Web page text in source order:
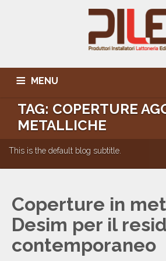
MENU
L’ASSOCIAZIONE PUBBLICAZIONI
TAG: COPERTURE
METALLICHE
This is the default blog subtitle.
Coperture in
Desim per il
contemporaneo